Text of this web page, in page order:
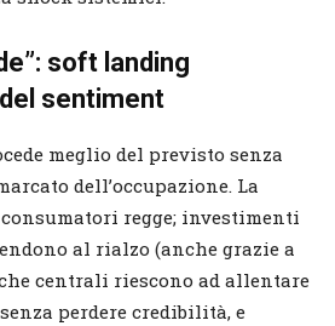
soft landing
sentiment
meglio del previsto senza
dell’occupazione. La
regge; investimenti
al rialzo (anche grazie a
centrali riescono ad allentare
perdere credibilità, e